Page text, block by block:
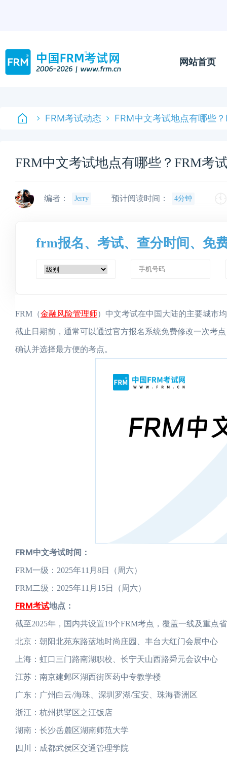
网站首页
FRM考试动态 FRM中文考试地点有哪些
FRM中文考试地点有哪些？FRM考
编者： Jerry 预计阅读时间： 4分钟
frm报名、考试、查分时间、免
FRM（金融风险管理师）中文考试在中国大陆的主要城市
截止日期前，通常可以通过官方报名系统免费修改一次考
确认并选择最方便的考点。
FRM中文考试时间：
FRM一级：2025年11月8日（周六）
FRM二级：2025年11月15日（周六）
FRM考试地点：
截至2025年，国内共设置19个FRM考点，覆盖一线及重点
北京：朝阳北苑东路蓝地时尚庄园、丰台大红门会展中心
上海：虹口三门路南湖职校、长宁天山西路舜元会议中心
江苏：南京建邺区湖西街医药中专教学楼
广东：广州白云/海珠、深圳罗湖/宝安、珠海香洲区
浙江：杭州拱墅区之江饭店
湖南：长沙岳麓区湖南师范大学
四川：成都武侯区交通管理学院